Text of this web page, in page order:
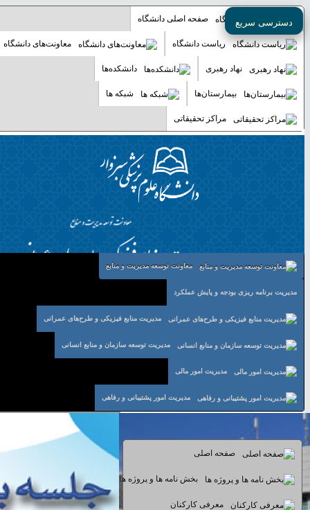
صفحه اصلی دانشگاه
ریاست دانشگاه معاونت‌های دانشگاه
نهاد رهبری دانشکده‌ها
بیمارستان‌ها شبکه ها
مراکز تحقیقاتی
دسترسی سریع
معاونت توسعه مدیریت و منابع
مدیریت برنامه ریزی بودجه و پایش عملکرد
مدیریت منابع فیزیکی و طرح‌های عمرانی
مدیریت توسعه سازمان و منابع انسانی
مدیریت امور مالی
مدیریت امور پشتیبانی و رفاهی
صفحه اصلی
بخش نامه ها و پروژه ها
معرفی کارکنان